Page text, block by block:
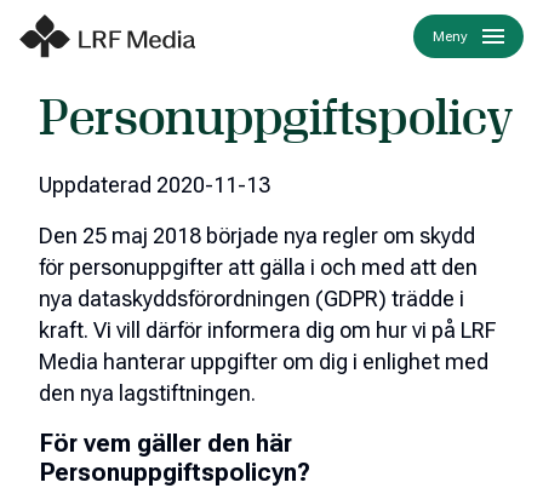
Meny
Personuppgiftspolicy
Uppdaterad 2020-11-13
Den 25 maj 2018 började nya regler om skydd
för personuppgifter att gälla i och med att den
nya dataskyddsförordningen (GDPR) trädde i
kraft. Vi vill därför informera dig om hur vi på LRF
Media hanterar uppgifter om dig i enlighet med
den nya lagstiftningen.
För vem gäller den här
Personuppgiftspolicyn?